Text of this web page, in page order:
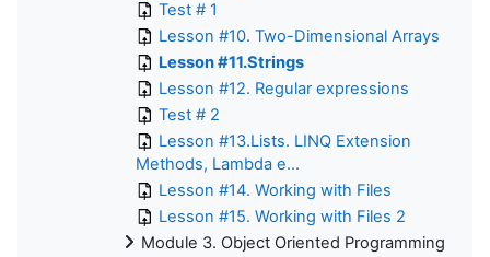
Test # 1
Lesson #10. Two-Dimensional Arrays
Lesson #11.Strings
Lesson #12. Regular expressions
Test # 2
Lesson #13.Lists. LINQ Extension
Methods, Lambda e...
Lesson #14. Working with Files
Lesson #15. Working with Files 2
Module 3. Object Oriented Programming